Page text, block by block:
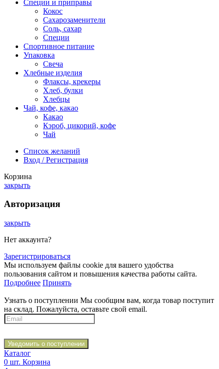
Специи и приправы
Кокос
Сахарозаменители
Соль, сахар
Специи
Спортивное питание
Упаковка
Свеча
Хлебные изделия
Флаксы, крекеры
Хлеб, булки
Хлебцы
Чай, кофе, какао
Какао
Кэроб, цикорий, кофе
Чай
Список желаний
Вход / Регистрация
Корзина
закрыть
Авторизация
закрыть
Нет аккаунта?
Зарегистрироваться
Мы используем файлы cookie для вашего удобства
пользования сайтом и повышения качества работы сайта.
Подробнее Принять
Узнать о поступлении Мы сообщим вам, когда товар поступит
на склад. Пожалуйста, оставьте свой email.
Уведомить о поступлении
Каталог
0 шт. Корзина